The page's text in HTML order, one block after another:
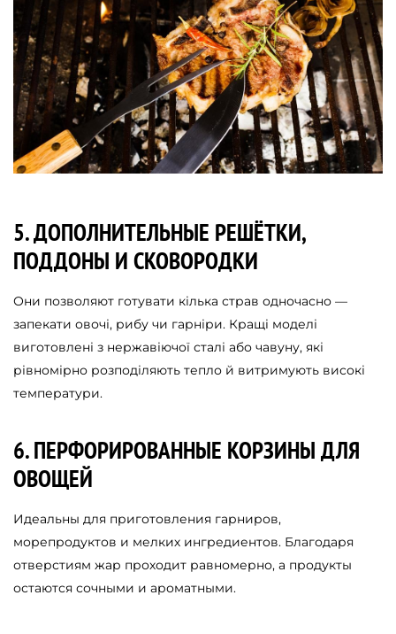
5. ДОПОЛНИТЕЛЬНЫЕ РЕШЁТКИ,
ПОДДОНЫ И СКОВОРОДКИ
Они позволяют готувати кілька страв одночасно —
запекати овочі, рибу чи гарніри. Кращі моделі
виготовлені з нержавіючої сталі або чавуну, які
рівномірно розподіляють тепло й витримують високі
температури.
6. ПЕРФОРИРОВАННЫЕ КОРЗИНЫ ДЛЯ
ОВОЩЕЙ
Идеальны для приготовления гарниров,
морепродуктов и мелких ингредиентов. Благодаря
отверстиям жар проходит равномерно, а продукты
остаются сочными и ароматными.